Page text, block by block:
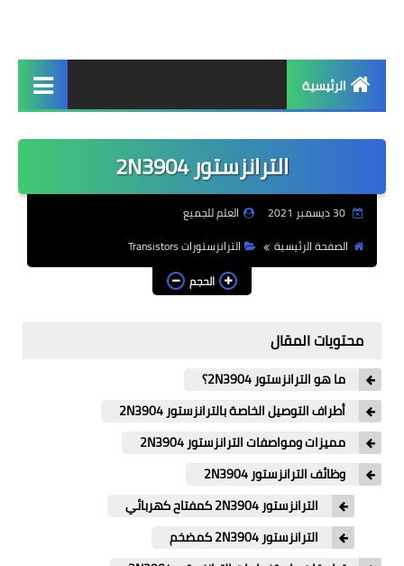
الرئيسية
برامج ويندوز
أنظمة تشغيل
لغات برمجة
برامج الرياضيات والإحصاء
مشاريع دارات الكترونية
شبكات وانترنت
قسم البرمجيات والأكواد
الترانزستور 2N3904
30 ديسمبر 2021
العلم للجميع
الصفحة الرئيسية
الترانزستورات Transistors
الحجم
محتويات المقال
ما هو الترانزستور 2N3904؟
أطراف التوصيل الخاصة بالترانزستور 2N3904
مميزات ومواصفات الترانزستور 2N3904
وظائف الترانزستور 2N3904
الترانزستور 2N3904 كمفتاح كهربائي
الترانزستور 2N3904 كمضخم